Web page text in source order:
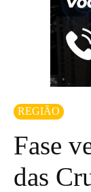
REGIÃO
Fase
das